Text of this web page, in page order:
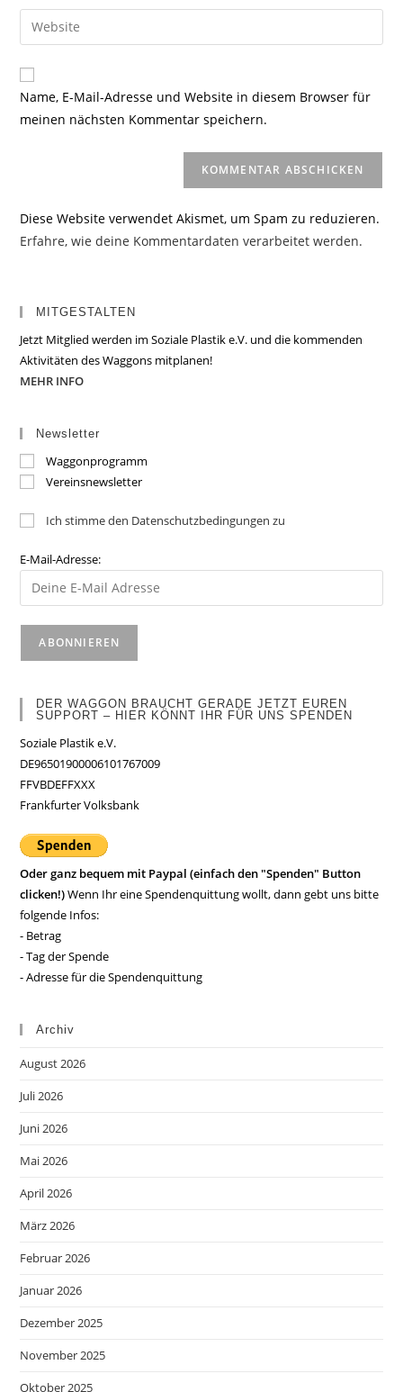
zum
Kommentieren
ein
E-
Mail-
zum
Kommentieren
ein
Gib
deine
Website-
URL
Name, E-Mail-Adresse und Website in diesem Browser für
meinen nächsten Kommentar speichern.
Diese Website verwendet Akismet, um Spam zu reduzieren.
Erfahre, wie deine Kommentardaten verarbeitet werden.
MITGESTALTEN
Jetzt Mitglied werden im Soziale Plastik e.V. und die kommenden
Aktivitäten des Waggons mitplanen!
MEHR INFO
Newsletter
Waggonprogramm
Vereinsnewsletter
Ich stimme den Datenschutzbedingungen zu
E-Mail-Adresse:
DER WAGGON BRAUCHT GERADE JETZT EUREN
SUPPORT – HIER KÖNNT IHR FÜR UNS SPENDEN
Soziale Plastik e.V.
DE96501900006101767009
FFVBDEFFXXX
Frankfurter Volksbank
Oder ganz bequem mit Paypal (einfach den "Spenden" Button
clicken!)Wenn Ihr eine Spendenquittung wollt, dann gebt uns bitte
folgende Infos:
- Betrag
- Tag der Spende
- Adresse für die Spendenquittung
Archiv
August 2026
Juli 2026
Juni 2026
Mai 2026
April 2026
März 2026
Februar 2026
Januar 2026
Dezember 2025
November 2025
Oktober 2025